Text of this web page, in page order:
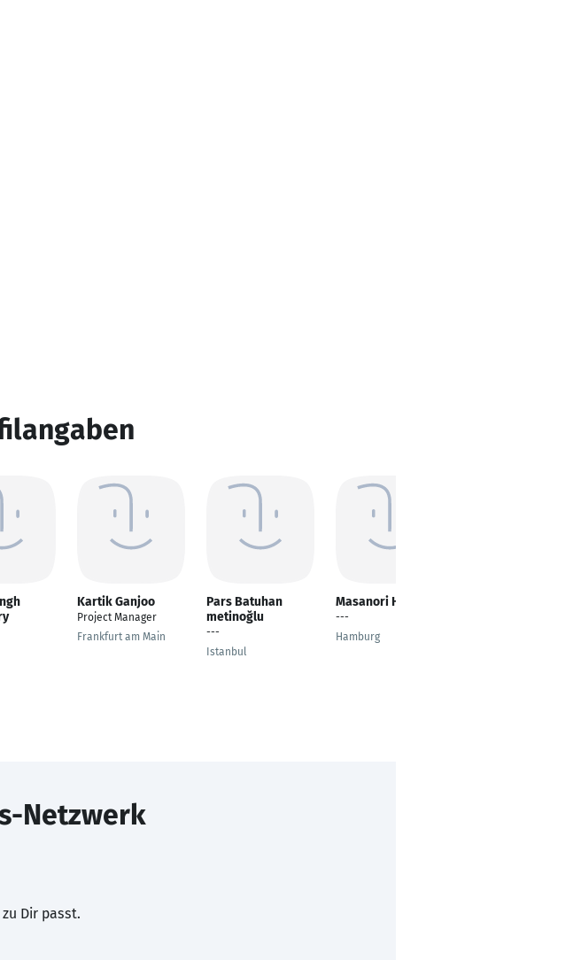
Kartik Ganjoo
Project Manager
Frankfurt am Main
Pars Batuhan
metinoğlu
---
Istanbul
Masanori HATSUSE
---
Hamburg
Netzwerk
Dir passt.